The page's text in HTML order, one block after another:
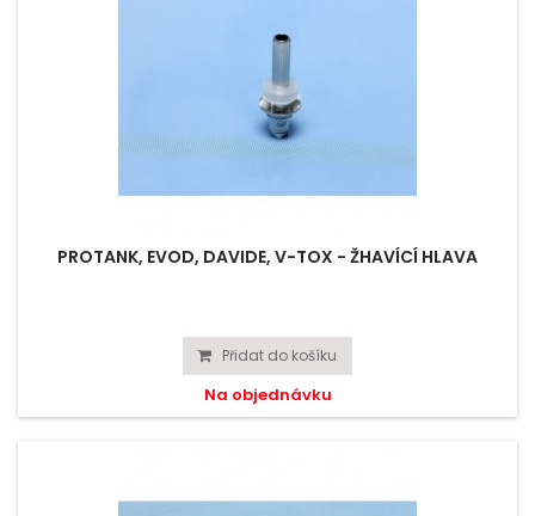
PROTANK, EVOD, DAVIDE, V-TOX - ŽHAVÍCÍ HLAVA
Přidat do košíku
Na objednávku